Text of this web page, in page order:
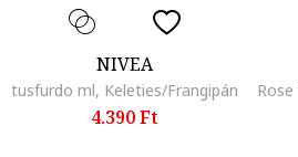
NIVEA
tusfurdo ml, Keleties/Frangipán
4.390 Ft